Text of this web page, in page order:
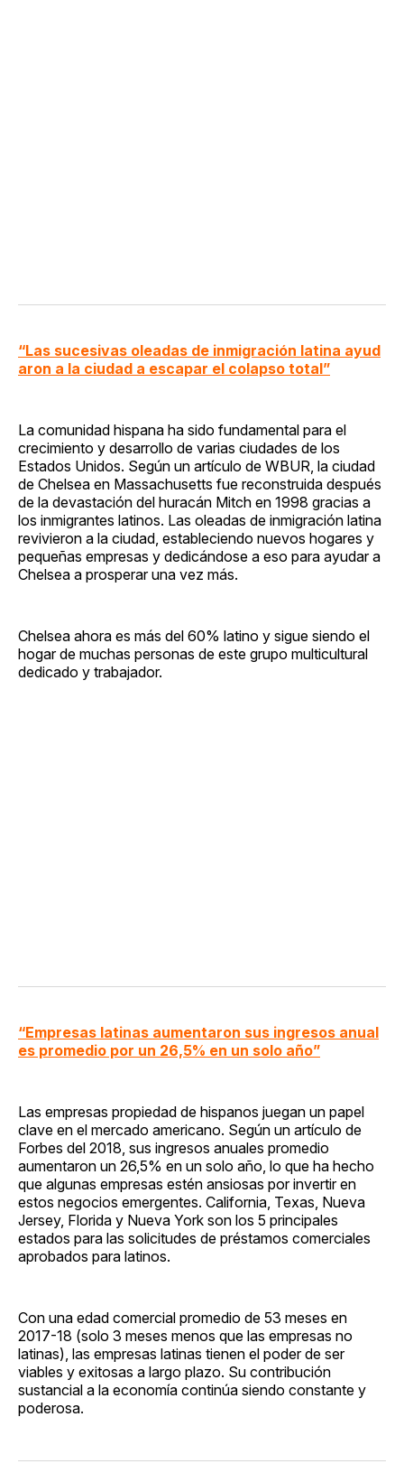
“Las sucesivas oleadas de inmigración latina ayud
aron a la ciudad a escapar el colapso total”
La comunidad hispana ha sido fundamental para el
crecimiento y desarrollo de varias ciudades de los
Estados Unidos. Según un artículo de WBUR, la ciudad
de Chelsea en Massachusetts fue reconstruida después
de la devastación del huracán Mitch en 1998 gracias a
los inmigrantes latinos. Las oleadas de inmigración latina
revivieron a la ciudad, estableciendo nuevos hogares y
pequeñas empresas y dedicándose a eso para ayudar a
Chelsea a prosperar una vez más.
Chelsea ahora es más del 60% latino y sigue siendo el
hogar de muchas personas de este grupo multicultural
dedicado y trabajador.
“Empresas latinas aumentaron sus ingresos anual
es promedio por un 26,5% en un solo año”
Las empresas propiedad de hispanos juegan un papel
clave en el mercado americano. Según un artículo de
Forbes del 2018, sus ingresos anuales promedio
aumentaron un 26,5% en un solo año, lo que ha hecho
que algunas empresas estén ansiosas por invertir en
estos negocios emergentes. California, Texas, Nueva
Jersey, Florida y Nueva York son los 5 principales
estados para las solicitudes de préstamos comerciales
aprobados para latinos.
Con una edad comercial promedio de 53 meses en
2017-18 (solo 3 meses menos que las empresas no
latinas), las empresas latinas tienen el poder de ser
viables y exitosas a largo plazo. Su contribución
sustancial a la economía continúa siendo constante y
poderosa.